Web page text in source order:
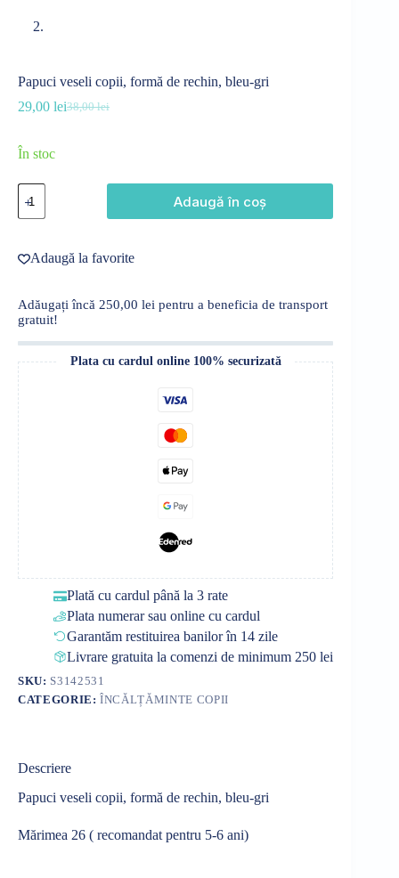
Papuci veseli copii, formă de rechin, bleu-gri
38,00lei
Prețul
29,00 leiPrețul
În stoc
Cantitate
Papuci
veseli
formă
de
gri
Adaugă în coș
Adaugă la favorite
Adăugați încă 250,00 lei pentru a beneficia de transport
gratuit!
Plata cu cardul online 100% securizată
Plată cu cardul până la 3 rate
Plata numerar sau online cu cardul
Garantăm restituirea banilor în 14 zile
Livrare gratuita la comenzi de minimum 250 lei
SKU: S3142531
CATEGORIE:ÎNCĂLȚĂMINTE COPII
Descriere
Papuci veseli copii, formă de rechin, bleu-gri
Mărimea 26 ( recomandat pentru 5-6 ani)